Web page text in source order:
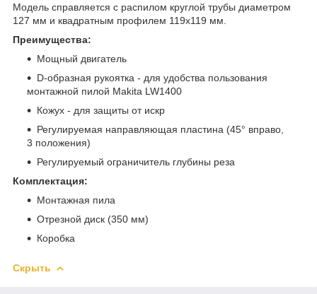
Модель справляется с распилом круглой трубы диаметром
127 мм и квадратным профилем 119х119 мм.
Преимущества:
Мощный двигатель
D-образная рукоятка - для удобства пользования
монтажной пилой Makita LW1400
Кожух - для защиты от искр
Регулируемая направляющая пластина (45° вправо,
3 положения)
Регулируемый ограничитель глубины реза
Комплектация:
Монтажная пила
Отрезной диск (350 мм)
Коробка
Скрыть